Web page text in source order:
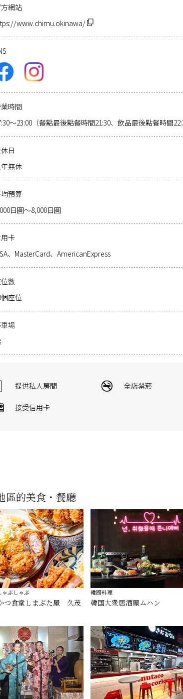
網站
www.chimu.okinawa/
時間
～23:00（餐點最後點餐時間21:30、飲品最後點餐時間
日
無休
預算
日圓～8,000日圓
卡
、MasterCard、AmericanExpress
數
座位
場
提供私人房間 全店禁菸
接受信用卡
區的美食・餐廳
ゃぶしゃぶ
つ食堂しまぶた屋 久茂
韓國料理
韓国大衆居酒屋ムハン